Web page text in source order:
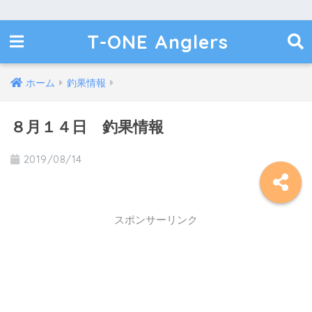
T-ONE Anglers
ホーム 釣果情報
８月１４日 釣果情報
2019/08/14
スポンサーリンク